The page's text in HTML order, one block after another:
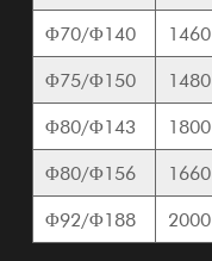
Φ70/Φ140
1460
Φ75/Φ150
1480
Φ80/Φ143
1800
Φ80/Φ156
1660
Φ92/Φ188
2000